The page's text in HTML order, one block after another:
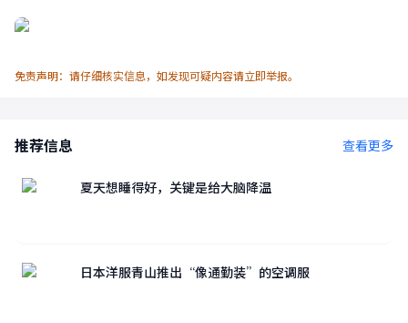
免责声明：请仔细核实信息，如发现可疑内容请立即举报。
推荐信息 查看更多
夏天想睡得好，关键是给大脑降温
日本洋服青山推出“像通勤装”的空调服